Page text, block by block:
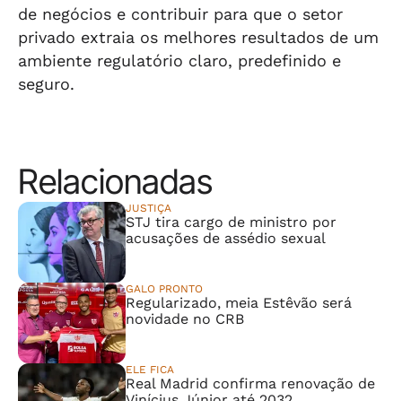
de negócios e contribuir para que o setor
privado extraia os melhores resultados de um
ambiente regulatório claro, predefinido e
seguro.
Relacionadas
JUSTIÇA
STJ tira cargo de ministro por
acusações de assédio sexual
GALO PRONTO
Regularizado, meia Estêvão será
novidade no CRB
ELE FICA
Real Madrid confirma renovação de